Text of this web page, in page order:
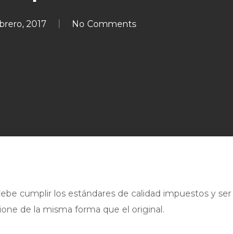
2017 No Comments
cumplir los estándares de calidad impuestos y ser
de la misma forma que el original.